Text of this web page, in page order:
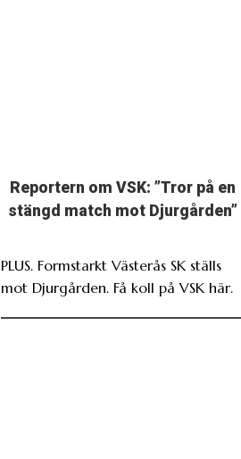
Reportern om VSK: ”Tror på en
stängd match mot Djurgården”
PLUS. Formstarkt Västerås SK ställs
mot Djurgården. Få koll på VSK här.